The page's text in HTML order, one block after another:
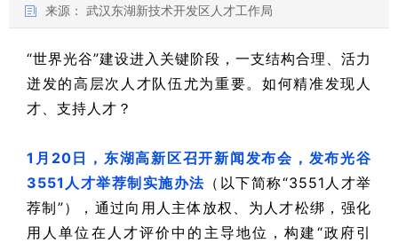
来源： 武汉东湖新技术开发区人才工作局
“世界光谷”建设进入关键阶段，一支结构合理、活力
迸发的高层次人才队伍尤为重要。如何精准发现人
才、支持人才？
1月20日，东湖高新区召开新闻发布会，发布光谷
3551人才举荐制实施办法 （以下简称“3551人才举
荐制”），通过向用人主体放权、为人才松绑，强化
用人单位在人才评价中的主导地位，构建“政府引